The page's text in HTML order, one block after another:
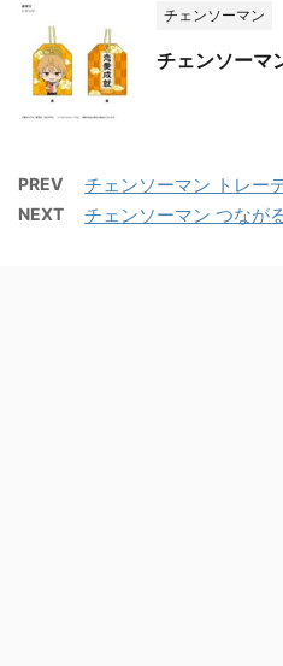
チェンソーマン
チェンソーマ
PREV チェンソーマン トレー
NEXT チェンソーマン つなが